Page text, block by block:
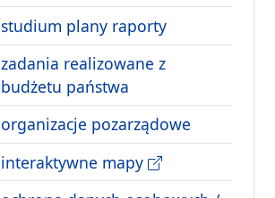
studium plany raporty
zadania realizowane z
budżetu państwa
organizacje pozarządowe
interaktywne mapy